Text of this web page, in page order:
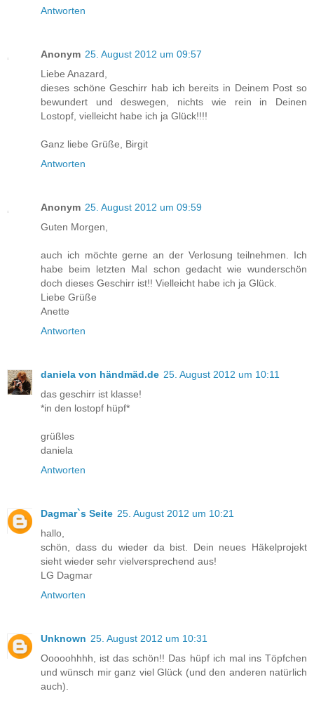
Antworten
Anonym 25. August 2012 um 09:57
Liebe Anazard,
dieses schöne Geschirr hab ich bereits in Deinem Post so
bewundert und deswegen, nichts wie rein in Deinen
Lostopf, vielleicht habe ich ja Glück!!!!
Ganz liebe Grüße, Birgit
Antworten
Anonym 25. August 2012 um 09:59
Guten Morgen,
auch ich möchte gerne an der Verlosung teilnehmen. Ich
habe beim letzten Mal schon gedacht wie wunderschön
doch dieses Geschirr ist!! Vielleicht habe ich ja Glück.
Liebe Grüße
Anette
Antworten
daniela von händmäd.de 25. August 2012 um 10:11
das geschirr ist klasse!
*in den lostopf hüpf*
grüßles
daniela
Antworten
Dagmar`s Seite 25. August 2012 um 10:21
hallo,
schön, dass du wieder da bist. Dein neues Häkelprojekt
sieht wieder sehr vielversprechend aus!
LG Dagmar
Antworten
Unknown 25. August 2012 um 10:31
Ooooohhhh, ist das schön!! Das hüpf ich mal ins Töpfchen
und wünsch mir ganz viel Glück (und den anderen natürlich
auch).